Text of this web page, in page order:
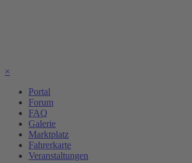
×
Portal
Forum
FAQ
Galerie
Marktplatz
Fahrerkarte
Veranstaltungen